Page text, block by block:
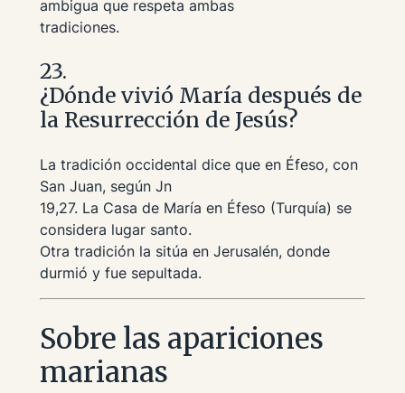
ambigua que respeta ambas
tradiciones.
23.
¿Dónde vivió María después de
la Resurrección de Jesús?
La tradición occidental dice que en Éfeso, con
San Juan, según Jn
19,27. La Casa de María en Éfeso (Turquía) se
considera lugar santo.
Otra tradición la sitúa en Jerusalén, donde
durmió y fue sepultada.
Sobre las apariciones
marianas